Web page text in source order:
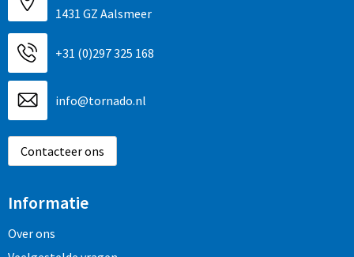
1431 GZ Aalsmeer
+31 (0)297 325 168
info@tornado.nl
Contacteer ons
Informatie
Over ons